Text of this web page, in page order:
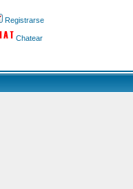
Registrarse
Chatear